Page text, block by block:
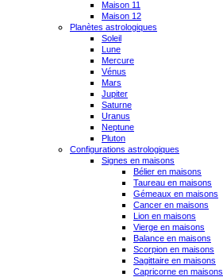
Maison 11
Maison 12
Planètes astrologiques
Soleil
Lune
Mercure
Vénus
Mars
Jupiter
Saturne
Uranus
Neptune
Pluton
Configurations astrologiques
Signes en maisons
Bélier en maisons
Taureau en maisons
Gémeaux en maisons
Cancer en maisons
Lion en maisons
Vierge en maisons
Balance en maisons
Scorpion en maisons
Sagittaire en maisons
Capricorne en maisons